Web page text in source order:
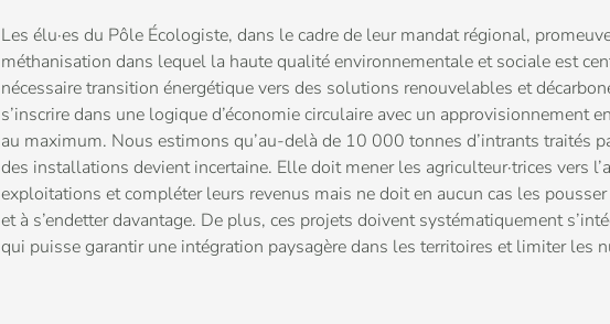
Les élu·es du Pôle Écologiste, dans le cadre de leur mandat régional,
méthanisation dans lequel la haute qualité environnementale et sociale est
nécessaire transition énergétique vers des solutions renouvelables et
s’inscrire dans une logique d’économie circulaire avec un approvisionnement
au maximum. Nous estimons qu’au-delà de 10 000 tonnes d’intrants traités
des installations devient incertaine. Elle doit mener les agriculteur·trices vers
exploitations et compléter leurs revenus mais ne doit en aucun cas les pousser
et à s’endetter davantage. De plus, ces projets doivent systématiquement
qui puisse garantir une intégration paysagère dans les territoires et limiter les